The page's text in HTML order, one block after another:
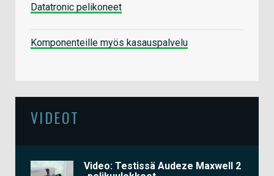
Datatronic pelikoneet
Komponenteille myös kasauspalvelu
VIDEOT
Video: Testissä Audeze Maxwell 2